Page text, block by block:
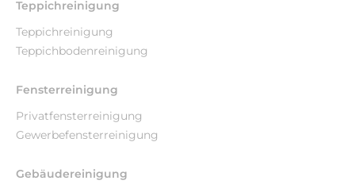
Teppichreinigung
Teppichreinigung
Teppichbodenreinigung
Fensterreinigung
Privatfensterreinigung
Gewerbefensterreinigung
Gebäudereinigung